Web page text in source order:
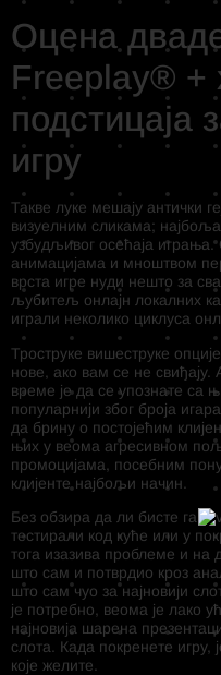
Оцена
Freeplay®️ +
подстицаја
игру
Такве луке мешају антички
визуелним сликама;
узбудљивог осећаја играња.
анимацијама и мноштвом
врста игре нуди нешто за
љубитељ онлајн локалних
играли неколико циклуса
Троструке вишеструке
нове, ако вам се не
време је да се упознате са
популарнији због броја
да брину о постојећим
њих у веома агресивном
промоцијама, посебним
клијенте најбољи начин.
Без обзира да ли бисте га
тестирали код куће или у
тога изазива проблеме и
што сам и потврдио кроз
што сам чуо за најновији
је потребно, веома је лако
најновија шарена
слота. Када покренете игру,
које желите.